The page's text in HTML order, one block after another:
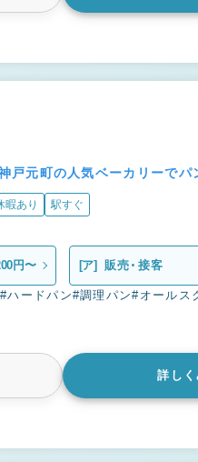
元町の人気ベーカリーでパ
暇あり 駅すぐ
円〜 [ア] 販売・接客
#ハードパン#調理パン#オールス
詳しく